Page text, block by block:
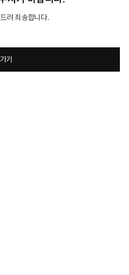
려 죄송합니다.
기